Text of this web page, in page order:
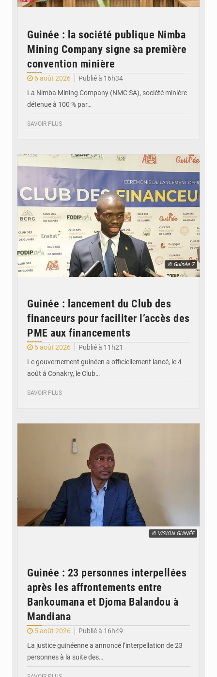
Guinée : la société publique Nimba
Mining Company signe sa première
convention minière
6 août 2026
Publié à 16h34
La Nimba Mining Company (NMC SA), société minière
détenue à 100 % par…
SAVOIR PLUS
© Guinée 7
Guinée : lancement du Club des
financeurs pour faciliter l’accès des
PME aux financements
6 août 2026
Publié à 11h21
Le gouvernement guinéen a officiellement lancé, le 4
août à Conakry, le Club…
SAVOIR PLUS
© VISION GUINÉE
Guinée : 23 personnes interpellées
après les affrontements entre
Bankoumana et Djoma Balandou à
Mandiana
5 août 2026
Publié à 16h49
La justice guinéenne a annoncé l’interpellation de 23
personnes à la suite des…